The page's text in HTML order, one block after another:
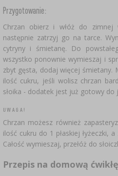
LITERATURA WĘDLINIARSTWO
AROMATY DYMU
GĄSIORY
REGAŁY
AROMATYZACJA
BADANIA WINA
BADANIA ALKOHOLU
LITERATURA
Przygotowanie:
Chrzan obierz i włóż do
następnie zatrzyj go na tarce.
cytryny i śmietanę. Do
wszystko ponownie wymieszaj i
zbyt gęsta, dodaj więcej śmietany.
ilość cukru, jeśli wolisz chrzan
słoika - dodatek jest już gotowy do
UWAGA!
Chrzan możesz również
ilość cukru do 1 płaskiej łyżeczki,
Całość wymieszaj, przełóż do
Przepis na domową ćwikłę